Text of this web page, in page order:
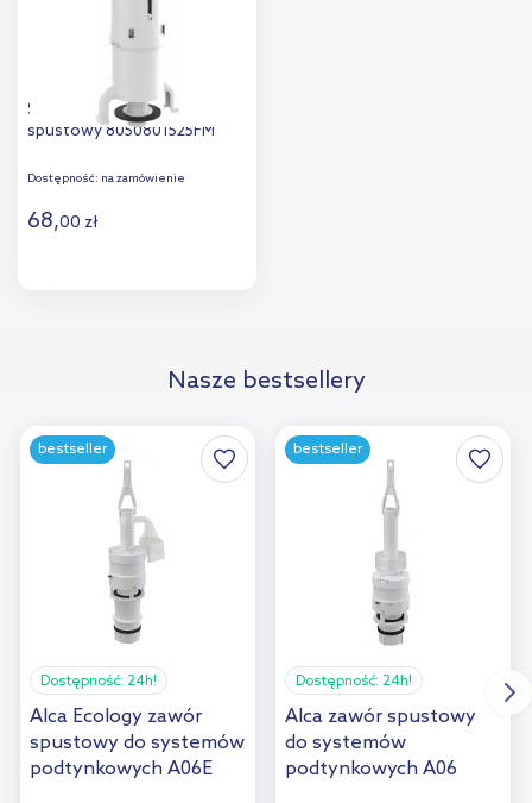
Schwab Wisa zawór
spustowy 8050801525FM
Dostępność: na zamówienie
68,00 zł
porównaniaNasze bestsellery
bestseller
Dostępność: 24h!
Alca Ecology zawór
spustowy do systemów
podtynkowych A06E
bestseller
Dostępność: 24h!
Alca zawór spustowy
do systemów
podtynkowych A06